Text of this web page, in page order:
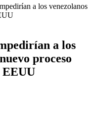
a los venezolanos
a los
proceso